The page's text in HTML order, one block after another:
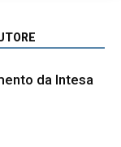
da Intesa